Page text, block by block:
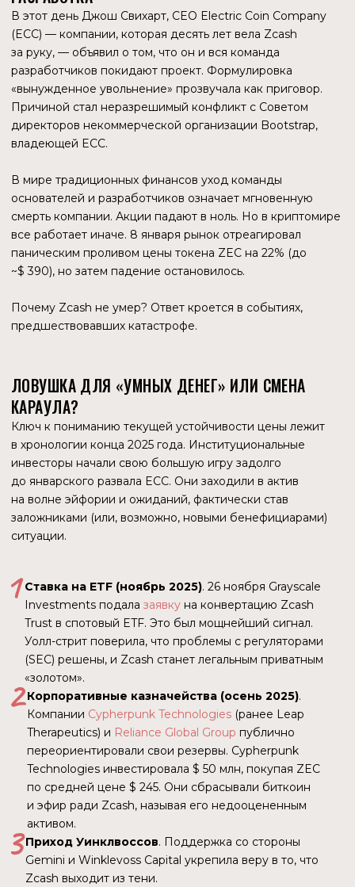
Внутреннюю документацию и отчеты, включая
Transparency Report и дорожные картыECC. Мы
увидим, как финансовая «удавка» и долги ECC
трансформировались в кризис управления на фоне
внезапного богатства фонда.
. Мы посмотрим, что реально
происходит в блокчейне. Растет ли использование
экранированного пула Orchard? Данные
подтвердят или опровергнут гипотезу о том, что
Zcash превратился в инструмент накопления, а не
платежа.
Следы конфликта. Мы восстановим детали ссоры 7
января. Почему оценка кошелька Zashi в $1,5 млн.
стала триггером взрыва и при чем тут модель non-
profit?
Чтобы разобраться, жив пациент или мертв, мы не будем
довольствоваться пресс-релизами. В этом материале мы
проведем глубокое вскрытие ситуации, опираясь на
массив данных, скрытый от глаз рядового инвестора.
Мы проанализировали:
МЕТОДОЛОГИЯ НАШЕГО РАССЛЕДОВАНИЯ
они проснулись в реальности, где у проекта больше нет
официальной команды разработчиков.
Тот факт, что цена не рухнула ниже $ 370, говорит
о многом. Либо киты вынуждены держать цену, чтобы
не фиксировать гигантские убытки, либо рынок цинично
решил: «Протокол Zcash больше не нуждается в ECC.
Код написан, инвесторы на борту, а бюрократия только
мешала». Возможно, именно давление «больших денег»,
требовавших эффективности и прибыли от продуктов
типа кошелька Zashi, и разорвало отношения между
коммерчески настроенным Свихартом и консервативным
некоммерческим советом Bootstrap.
Investments подалазаявкуна конвертацию Zcash
Trust в спотовый ETF. Это был мощнейший сигнал.
Уолл-стрит поверила, что проблемы с регуляторами
(SEC) решены, и Zcash станет легальным приватным
«золотом».
Therapeutics) иReliance Global Groupпублично
переориентировали свои резервы. Cypherpunk
Technologies инвестировала $ 50 млн, покупая ZEC
по средней цене $ 245. Они сбрасывали биткоин
и эфир ради Zcash, называя его недооцененным
активом.
Приход Уинклвоссов
Gemini и Winklevoss Capital укрепила веру в то, что
до январского развала ECC. Они заходили в актив
на волне эйфории и ожиданий, фактически став
заложниками (или, возможно, новыми бенефициарами)